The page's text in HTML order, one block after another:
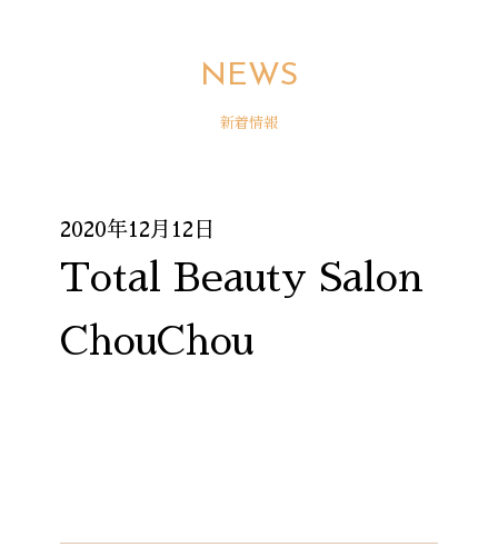
NEWS
新着情報
2020年12月12日
Total Beauty Salon
ChouChou